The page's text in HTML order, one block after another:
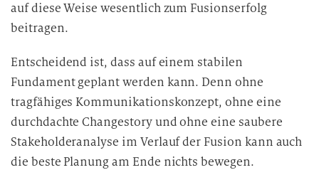
auf diese Weise wesentlich zum Fusionserfolg
beitragen.
Entscheidend ist, dass auf einem stabilen
Fundament geplant werden kann. Denn ohne
tragfähiges Kommunikationskonzept, ohne eine
durchdachte Changestory und ohne eine saubere
Stakeholderanalyse im Verlauf der Fusion kann auch
die beste Planung am Ende nichts bewegen.